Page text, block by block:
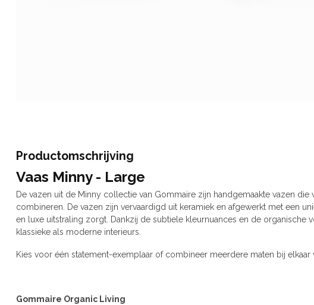
Productomschrijving
Vaas Minny - Large
De vazen uit de Minny collectie van Gommaire zijn handgemaakte vazen
combineren. De vazen zijn vervaardigd uit keramiek en afgewerkt met een
en luxe uitstraling zorgt. Dankzij de subtiele kleurnuances en de organische
klassieke als moderne interieurs.
Kies voor één statement-exemplaar of combineer meerdere maten bij
Gommaire Organic Living